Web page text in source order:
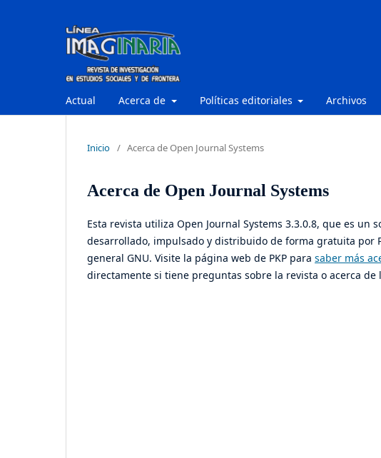
Actual Acerca de Políticas editoriales Archivos
Inicio / Acerca de Open Journal Systems
Acerca de Open Journal Systems
Esta revista utiliza Open Journal Systems 3.3.0.8, que es
desarrollado, impulsado y distribuido de forma gratuita por
general GNU. Visite la página web de PKP para saber más
directamente si tiene preguntas sobre la revista o acerca de